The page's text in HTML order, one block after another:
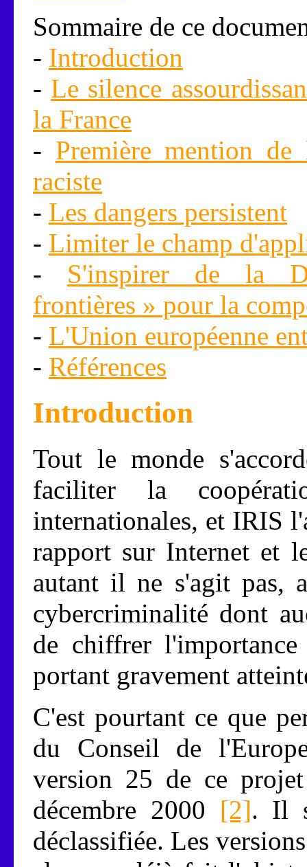
Sommaire de ce
- Introduction
- Le silence
la France
- Première mention
raciste
- Les dangers persistent
- Limiter le champ
- S'inspirer de la
frontières » pour la
- L'Union européenne
- Références
Introduction
Tout le monde
faciliter la
internationales, et IRIS
rapport sur Internet et
autant il ne s'agit pas,
cybercriminalité dont
de chiffrer l'importance
portant gravement
C'est pourtant ce que
du Conseil de
version 25 de ce
décembre 2000 [2]. Il
déclassifiée. Les